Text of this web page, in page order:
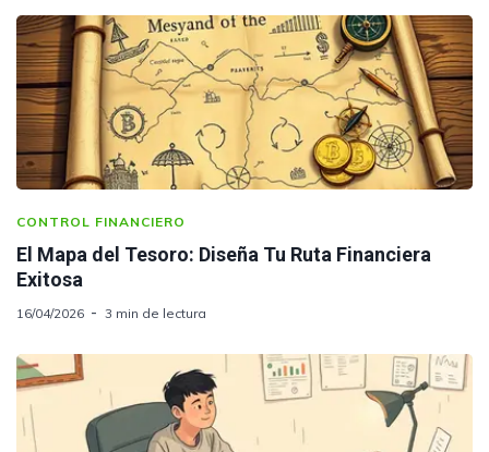
CONTROL FINANCIERO
El Mapa del Tesoro: Diseña Tu Ruta Financiera
Exitosa
16/04/2026 3 min de lectura